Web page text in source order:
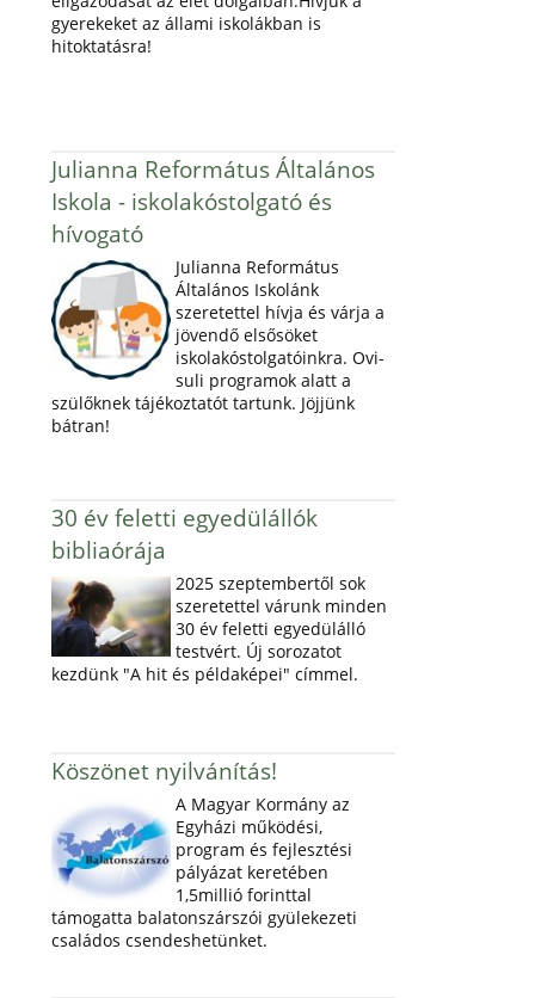
gyerekeket az állami iskolákban is
hitoktatásra!
Julianna Református Általános
Iskola - iskolakóstolgató és
hívogató
Julianna Református
Általános Iskolánk
szeretettel hívja és várja a
jövendő elsősöket
iskolakóstolgatóinkra. Ovi-
suli programok alatt a
szülőknek tájékoztatót tartunk. Jöjjünk
bátran!
30 év feletti egyedülállók
bibliaórája
2025 szeptembertől sok
szeretettel várunk minden
30 év feletti egyedülálló
testvért. Új sorozatot
kezdünk "A hit és példaképei" címmel.
Köszönet nyilvánítás!
A Magyar Kormány az
Egyházi működési,
program és fejlesztési
pályázat keretében
1,5millió forinttal
támogatta balatonszárszói gyülekezeti
családos csendeshetünket.